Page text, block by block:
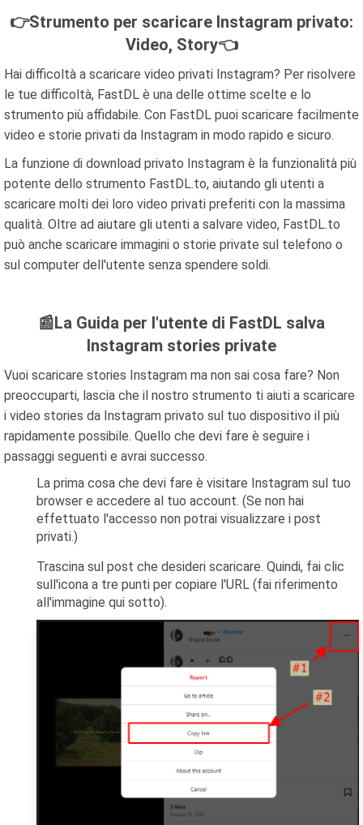
👉Strumento per scaricare Instagram privato:
Video, Story👈
Hai difficoltà a scaricare video privati ​​Instagram? Per risolvere
le tue difficoltà, FastDL è una delle ottime scelte e lo
strumento più affidabile. Con FastDL puoi scaricare facilmente
video e storie privati ​​da Instagram in modo rapido e sicuro.
La funzione di download privato Instagram è la funzionalità più
potente dello strumento FastDL.to, aiutando gli utenti a
scaricare molti dei loro video privati ​​preferiti con la massima
qualità. Oltre ad aiutare gli utenti a salvare video, FastDL.to
può anche scaricare immagini o storie private sul telefono o
sul computer dell'utente senza spendere soldi.
📰La Guida per l'utente di FastDL salva
Instagram stories private
Vuoi scaricare stories Instagram ma non sai cosa fare? Non
preoccuparti, lascia che il nostro strumento ti aiuti a scaricare
i video stories da Instagram privato sul tuo dispositivo il più
rapidamente possibile. Quello che devi fare è seguire i
passaggi seguenti e avrai successo.
La prima cosa che devi fare è visitare Instagram sul tuo
browser e accedere al tuo account. (Se non hai
effettuato l'accesso non potrai visualizzare i post
privati.)
Trascina sul post che desideri scaricare. Quindi, fai clic
sull'icona a tre punti per copiare l'URL (fai riferimento
all'immagine qui sotto).